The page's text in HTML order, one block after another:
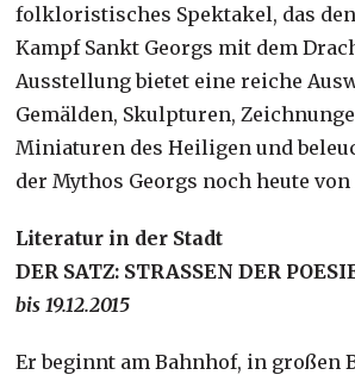
folkloristisches Spektakel, das
Kampf Sankt Georgs mit dem
Ausstellung bietet eine reiche
Gemälden, Skulpturen,
Miniaturen des Heiligen und
der Mythos Georgs noch heute
Literatur in der Stadt
DER SATZ: STRASSEN DER
bis 19.12.2015
Er beginnt am Bahnhof, in großen